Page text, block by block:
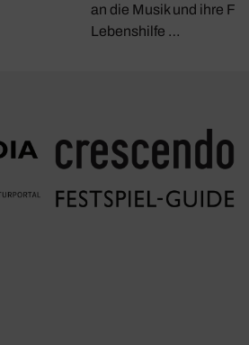
an die Musik und ihre
Lebenshilfe …